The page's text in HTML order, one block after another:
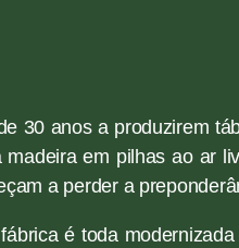
30 anos a produzirem
madeira em pilhas ao ar
a perder a
é toda